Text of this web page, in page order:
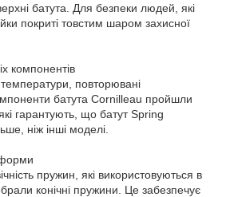
батута. Для безпеки людей, які
покриті товстим шаром захисної
компонентів
повторювані
батута Cornilleau пройшли
гарантують, що батут Spring
ніж інші моделі.
пружин, які використовуються в
конічні пружини. Це забезпечує